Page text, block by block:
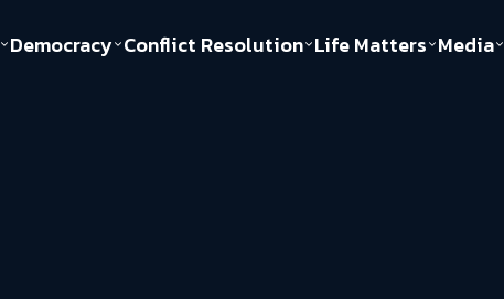
Democracy Conflict Resolution Life Matters Media